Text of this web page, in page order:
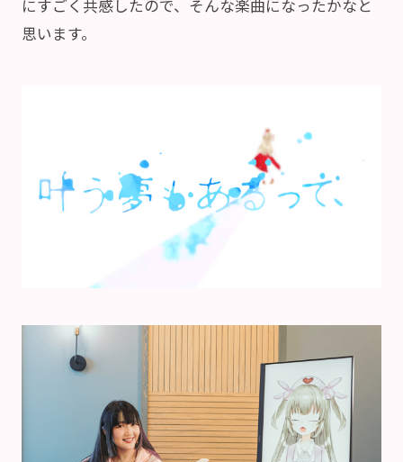
にすごく共感したので、そんな楽曲になったかなと
思います。